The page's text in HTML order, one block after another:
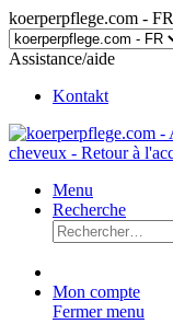
koerperpflege.com - FR
Assistance/aide
Kontakt
Menu
Recherche
Mon compte
Fermer menu